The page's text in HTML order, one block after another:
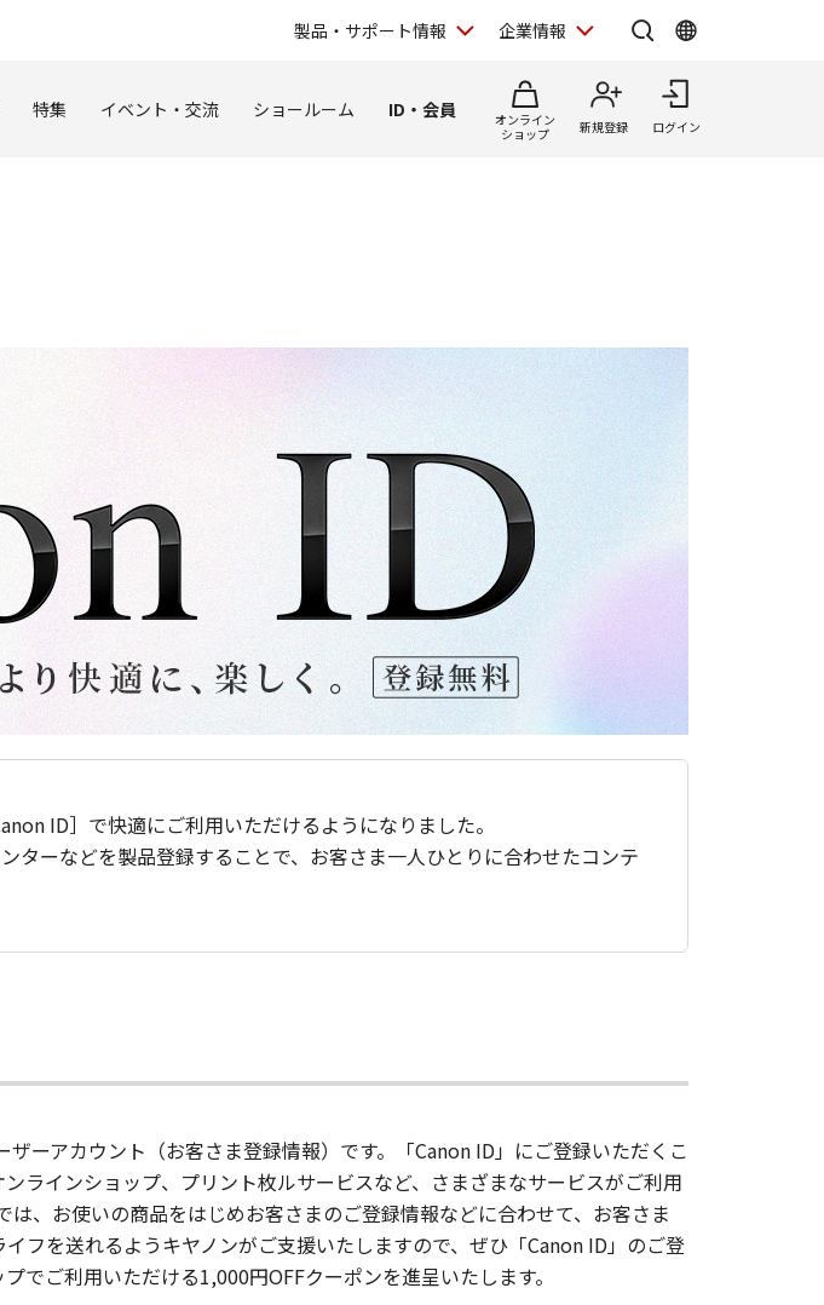
製品・サポート情報 企業情報
特集 イベント・交流 ショールーム ID・会員
オンライン
ショップ
新規登録 ログイン
ID］で快適にご利用いただけるようになりました。
ターなどを製品登録することで、お客さま一人ひとりに合わせたコンテ
ーアカウント（お客さま登録情報）です。「Canon ID」にご登録いただくこ
ラインショップ、プリント枚ルサービスなど、さまざまなサービスがご利用
、お使いの商品をはじめお客さまのご登録情報などに合わせて、お客さま
フを送れるようキヤノンがご支援いたしますので、ぜひ「Canon ID」のご登
でご利用いただける1,000円OFFクーポンを進呈いたします。